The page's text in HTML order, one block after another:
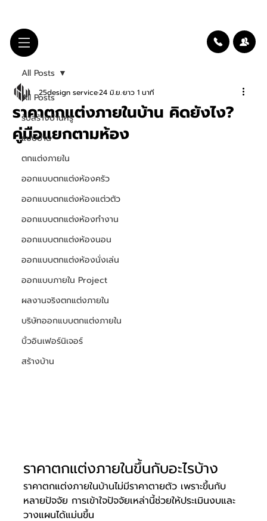
All Posts
รับสร้างบ้านหรู
แบบบ้าน
ตกแต่งภายใน
ออกแบบตกแต่งห้องครัว
ออกแบบตกแต่งห้องแต่วตัว
ออกแบบตกแต่งห้องทำงาน
ออกแบบตกแต่งห้องนอน
ออกแบบตกแต่งห้องนั่งเล่น
ออกแบบภายใน Project
ผลงานจริงตกแต่งภายใน
บริษัทออกแบบตกแต่งภายใน
บิ้วอินเฟอร์นิเจอร์
สร้างบ้าน
All Posts
ราคาตกแต่งภายในบ้าน คิดยังไง?
คู่มือแยกตามห้อง
25design service24 มิ.ย.ยาว 1 นาที
ราคาตกแต่งภายในขึ้นกับอะไรบ้าง
ราคาตกแต่งภายในบ้านไม่มีราคาตายตัว เพราะขึ้นกับ
หลายปัจจัย การเข้าใจปัจจัยเหล่านี้ช่วยให้ประเมินงบและ
วางแผนได้แม่นขึ้น